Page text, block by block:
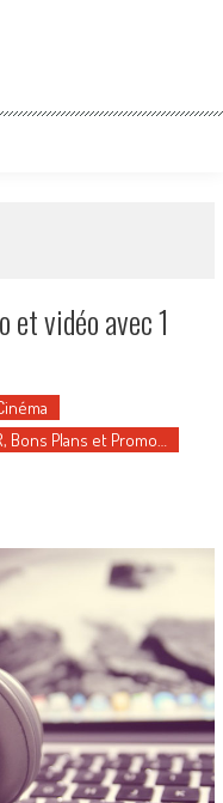
vidéo avec 1
Bons Plans et Promo…